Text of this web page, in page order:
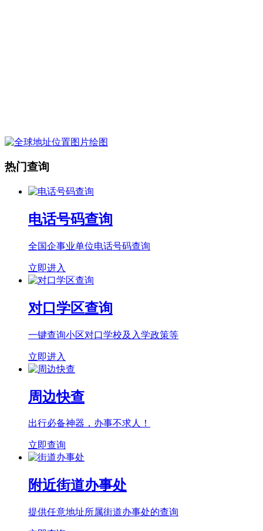
热门查询
电话号码查询
全国企事业单位电话号码查询
立即进入
对口学区查询
一键查询小区对口学校及入学政策等
立即进入
周边快查
出行必备神器，办事不求人！
立即查询
附近街道办事处
提供任意地址所属街道办事处的查询